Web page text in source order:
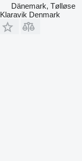
Dänemark, Tølløse
Klaravik Denmark